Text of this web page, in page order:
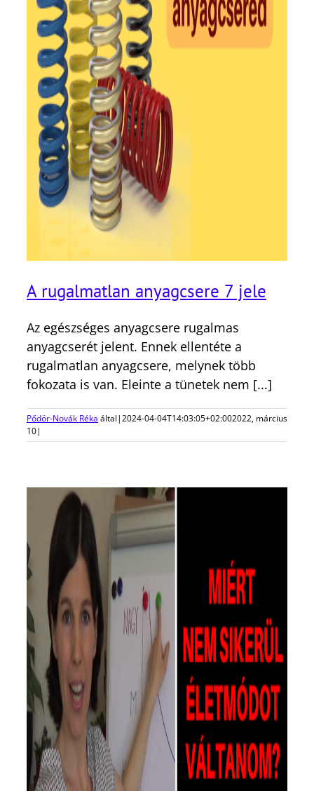
A rugalmatlan anyagcsere 7 jele
Az egészséges anyagcsere rugalmas
anyagcserét jelent. Ennek ellentéte a
rugalmatlan anyagcsere, melynek több
fokozata is van. Eleinte a tünetek nem [...]
Pődör-Novák Réka által|2024-04-04T14:03:05+02:002022, március
10|